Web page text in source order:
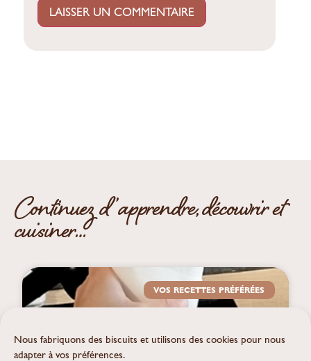
Nous fabriquons des biscuits et utilisons des cookies pour nous
adapter à vos préférences.
Continuez d’apprendre, découvrir et
cuisiner…
VOS RECETTES PRÉFÉRÉES